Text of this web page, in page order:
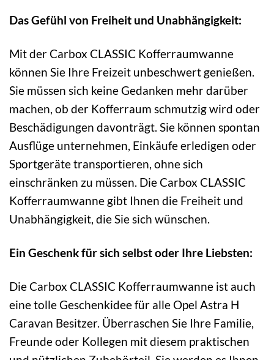
Das Gefühl von Freiheit und Unabhängigkeit:
Mit der Carbox CLASSIC Kofferraumwanne
können Sie Ihre Freizeit unbeschwert genießen.
Sie müssen sich keine Gedanken mehr darüber
machen, ob der Kofferraum schmutzig wird oder
Beschädigungen davonträgt. Sie können spontan
Ausflüge unternehmen, Einkäufe erledigen oder
Sportgeräte transportieren, ohne sich
einschränken zu müssen. Die Carbox CLASSIC
Kofferraumwanne gibt Ihnen die Freiheit und
Unabhängigkeit, die Sie sich wünschen.
Ein Geschenk für sich selbst oder Ihre Liebsten:
Die Carbox CLASSIC Kofferraumwanne ist auch
eine tolle Geschenkidee für alle Opel Astra H
Caravan Besitzer. Überraschen Sie Ihre Familie,
Freunde oder Kollegen mit diesem praktischen